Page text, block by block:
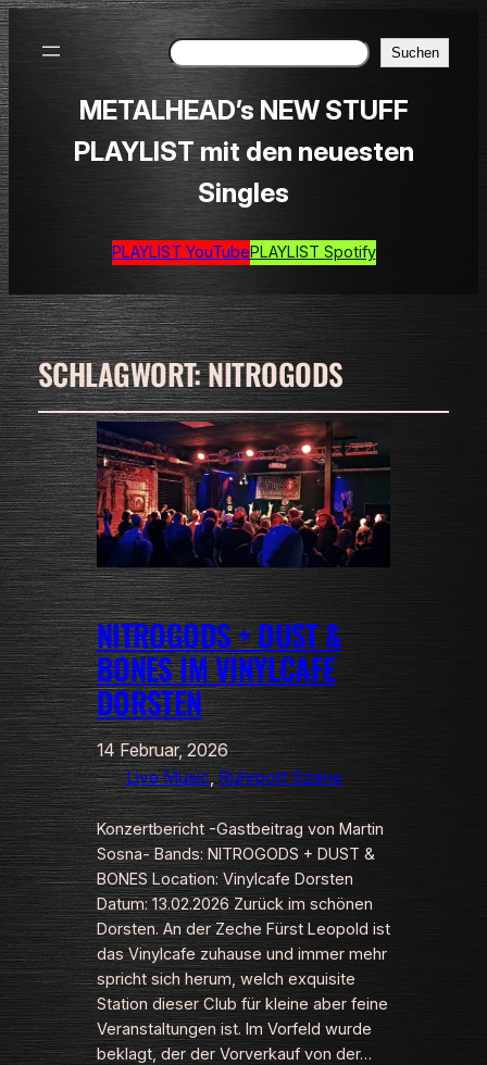
Suchen Suchen
METALHEAD’s NEW STUFF
PLAYLIST mit den neuesten
Singles
PLAYLIST YouTubePLAYLIST Spotify
SCHLAGWORT:NITROGODS
NITROGODS + DUST &
BONES IM VINYLCAFE
DORSTEN
14 Februar, 2026
Live Music, Ruhrpott Szene
Konzertbericht -Gastbeitrag von Martin
Sosna- Bands: NITROGODS + DUST &
BONES Location: Vinylcafe Dorsten
Datum: 13.02.2026 Zurück im schönen
Dorsten. An der Zeche Fürst Leopold ist
das Vinylcafe zuhause und immer mehr
spricht sich herum, welch exquisite
Station dieser Club für kleine aber feine
Veranstaltungen ist. Im Vorfeld wurde
beklagt, der der Vorverkauf von der…